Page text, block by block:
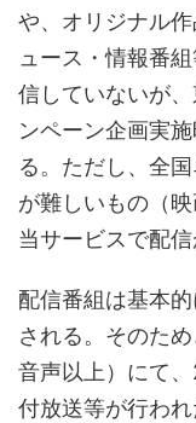
や、オリジナル
ュース・情報番
信していないが
ンペーン企画実
る。ただし、全
が難しいもの（
当サービスで配
配信番組は基本
される。そのた
音声以上）にて
付放送等が行わ